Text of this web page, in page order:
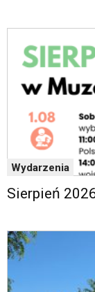
Wydarzenia
Sierpień